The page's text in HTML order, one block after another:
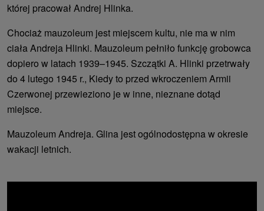
której pracował Andrej Hlinka.
Chociaż mauzoleum jest miejscem kultu, nie ma w nim
ciała Andreja Hlinki. Mauzoleum pełniło funkcję grobowca
dopiero w latach 1939–1945. Szczątki A. Hlinki przetrwały
do ​​4 lutego 1945 r., Kiedy to przed wkroczeniem Armii
Czerwonej przewieziono je w inne, nieznane dotąd
miejsce.
Mauzoleum Andreja. Glina jest ogólnodostępna w okresie
wakacji letnich.